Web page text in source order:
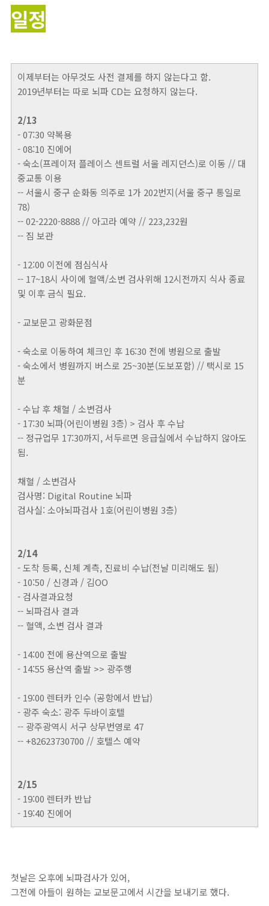
일정
이제부터는 아무것도 사전 결제를 하지 않는다고 함.
2019년부터는 따로 뇌파 CD는 요청하지 않는다.
2/13
- 07:30 약복용
- 08:10 진에어
- 숙소(프레이저 플레이스 센트럴 서울 레지던스)로 이동 // 대
중교통 이용
-- 서울시 중구 순화동 의주로 1가 202번지(서울 중구 통일로
78)
-- 02-2220-8888 // 아고라 예약 // 223,232원
-- 짐 보관
- 12:00 이전에 점심식사
-- 17~18시 사이에 혈액/소변 검사위해 12시전까지 식사 종료
및 이후 금식 필요.
- 교보문고 광화문점
- 숙소로 이동하여 체크인 후 16:30 전에 병원으로 출발
- 숙소에서 병원까지 버스로 25~30분(도보포함) // 택시로 15
분
- 수납 후 채혈 / 소변검사
- 17:30 뇌파(어린이병원 3층) > 검사 후 수납
-- 정규업무 17:30까지, 서두르면 응급실에서 수납하지 않아도
됨.
채혈 / 소변검사
검사명: Digital Routine 뇌파
검사실: 소아뇌파검사 1호(어린이병원 3층)
2/14
- 도착 등록, 신체 계측, 진료비 수납(전날 미리해도 됨)
- 10:50 / 신경과 / 김OO
- 검사결과요청
-- 뇌파검사 결과
-- 혈액, 소변 검사 결과
- 14:00 전에 용산역으로 출발
- 14:55 용산역 출발 >> 광주행
- 19:00 렌터카 인수 (공항에서 반납)
- 광주 숙소: 광주 두바이호텔
-- 광주광역시 서구 상무번영로 47
-- +82623730700 // 호텔스 예약
2/15
- 19:00 렌터카 반납
- 19:40 진에어
첫날은 오후에 뇌파검사가 있어,
그전에 아들이 원하는 교보문고에서 시간을 보내기로 했다.